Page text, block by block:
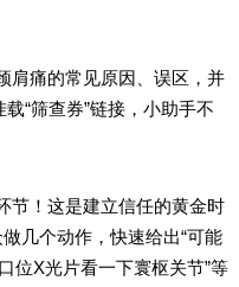
痛的常见原因、误区，并
“筛查券”链接，小助手不
！这是建立信任的黄金时
几个动作，快速给出“可能
位X光片看一下寰枢关节”等